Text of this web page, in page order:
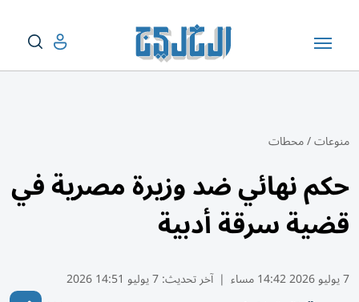
منوعات/محطات
حكم نهائي ضد وزيرة مصرية في
قضية سرقة أدبية
7 يوليو 2026 14:42 مساء | آخر تحديث:7 يوليو 14:51 2026